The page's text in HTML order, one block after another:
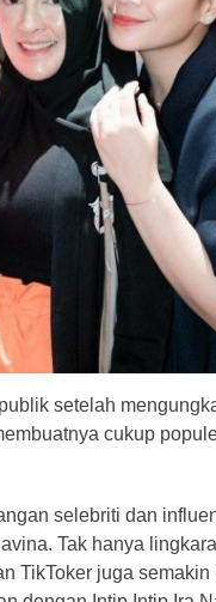
setelah
cukup
selebriti dan
Tak hanya
TikToker juga